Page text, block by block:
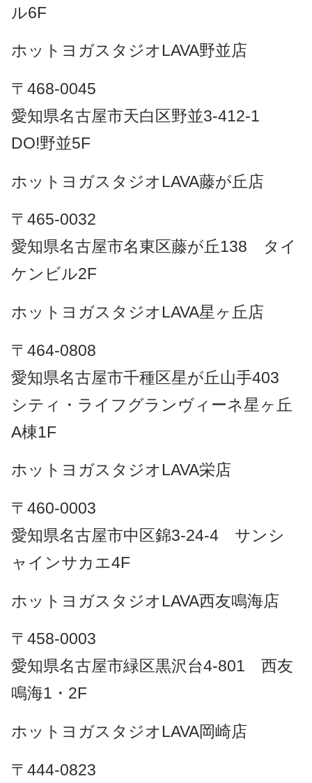
ル6F
ホットヨガスタジオLAVA野並店
〒468-0045
愛知県名古屋市天白区野並3-412-1
DO!野並5F
ホットヨガスタジオLAVA藤が丘店
〒465-0032
愛知県名古屋市名東区藤が丘138 タイ
ケンビル2F
ホットヨガスタジオLAVA星ヶ丘店
〒464-0808
愛知県名古屋市千種区星が丘山手403
シティ・ライフグランヴィーネ星ヶ丘
A棟1F
ホットヨガスタジオLAVA栄店
〒460-0003
愛知県名古屋市中区錦3-24-4 サンシ
ャインサカエ4F
ホットヨガスタジオLAVA西友鳴海店
〒458-0003
愛知県名古屋市緑区黒沢台4-801 西友
鳴海1・2F
ホットヨガスタジオLAVA岡崎店
〒444-0823